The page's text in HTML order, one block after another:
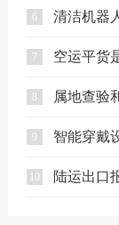
6 清洁机器
7
9 智能穿戴
陆运出口